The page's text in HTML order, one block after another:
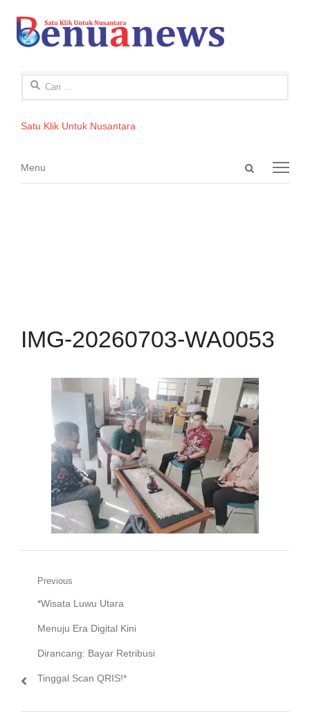
Cari
Satu Klik Untuk Nusantara
Open
Menu
Menu
IMG-20260703-WA0053
Navigasi
pos
Previous
Previous
post:
*Wisata Luwu Utara
Menuju Era Digital Kini
Dirancang: Bayar Retribusi
Tinggal Scan QRIS!*